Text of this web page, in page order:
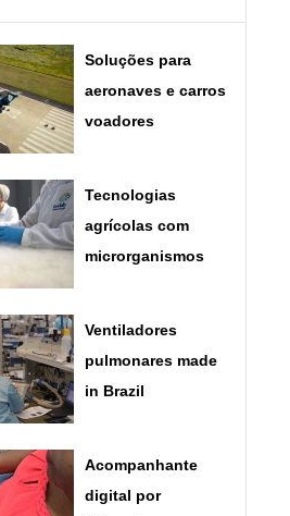
Soluções para
aeronaves e carros
voadores
Tecnologias
agrícolas com
microrganismos
Ventiladores
pulmonares made
in Brazil
Acompanhante
digital por